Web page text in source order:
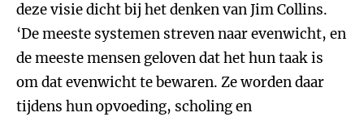
deze visie dicht bij het denken van Jim Collins.
‘De meeste systemen streven naar evenwicht, en
de meeste mensen geloven dat het hun taak is
om dat evenwicht te bewaren. Ze worden daar
tijdens hun opvoeding, scholing en